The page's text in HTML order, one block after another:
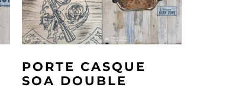
PORTE CASQUE
SOA DOUBLE